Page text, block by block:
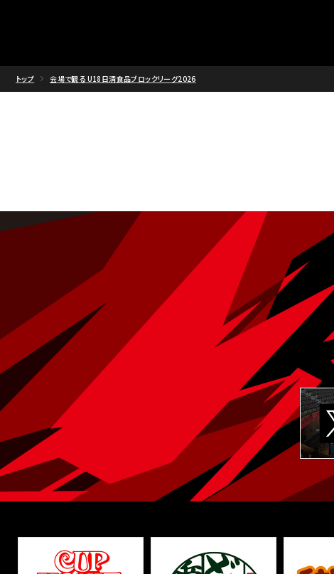
トップ 会場で観る U18日清食品ブロックリーグ2026